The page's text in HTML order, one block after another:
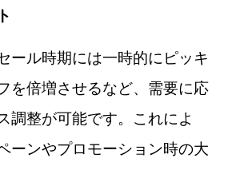
ール時期には一時的にピッキ
を倍増させるなど、需要に応
調整が可能です。これによ
ーンやプロモーション時の大